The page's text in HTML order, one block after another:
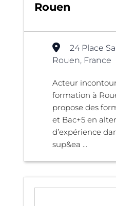
Rouen
24 Place
Rouen, France
Acteur
formation à
propose des
et Bac+5 en
d’expérience
sup&ea ...